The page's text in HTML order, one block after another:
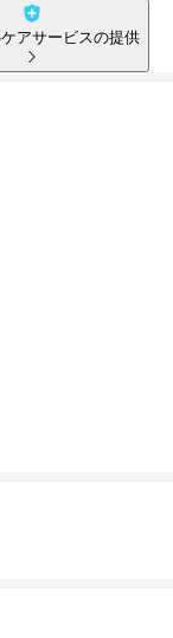
アサービスの提供